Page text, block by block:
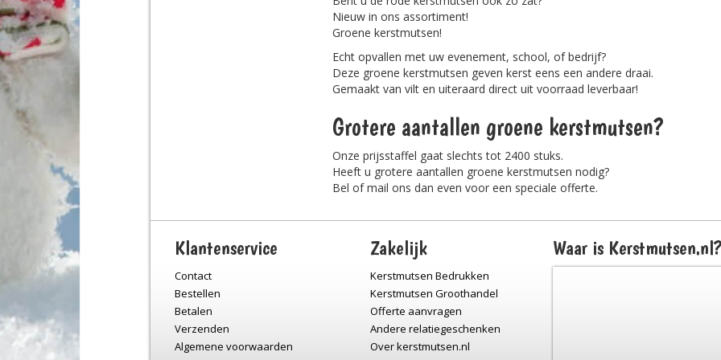
Nieuw in ons assortiment!
Groene kerstmutsen!
Echt opvallen met uw evenement, school, of bedrijf?
Deze groene kerstmutsen geven kerst eens een andere draai.
Gemaakt van vilt en uiteraard direct uit voorraad leverbaar!
Grotere aantallen groene kerstmutsen?
Onze prijsstaffel gaat slechts tot 2400 stuks.
Heeft u grotere aantallen groene kerstmutsen nodig?
Bel of mail ons dan even voor een speciale offerte.
Klantenservice
Contact
Bestellen
Betalen
Verzenden
Algemene voorwaarden
Zakelijk
Kerstmutsen Bedrukken
Kerstmutsen Groothandel
Offerte aanvragen
Andere relatiegeschenken
Over kerstmutsen.nl
Waar is Kerstmutsen.nl?